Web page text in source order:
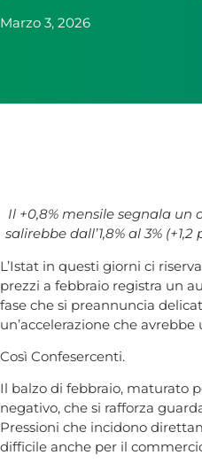
Marzo 3, 2026
Il +0,8% mensile segnala un
salirebbe dall’1,8% al 3%
L’Istat in questi giorni ci
prezzi a febbraio registra un
fase che si preannuncia
un’accelerazione che
Così Confesercenti.
Il balzo di febbraio, maturato
negativo, che si rafforza
Pressioni che incidono
difficile anche per il